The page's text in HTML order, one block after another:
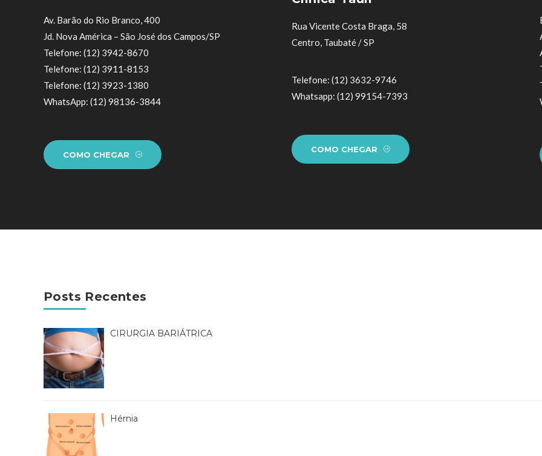
Av. Barão do Rio Branco, 400
Jd. Nova América – São José dos Campos/SP
Telefone: (12) 3942-8670
Telefone: (12) 3911-8153
Telefone: (12) 3923-1380
WhatsApp: (12) 98136-3844
COMO CHEGAR
Rua Vicente Costa Braga, 58
Centro, Taubaté / SP
Telefone: (12) 3632-9746
Whatsapp: (12) 99154-7393
COMO CHEGAR
Posts Recentes
CIRURGIA BARIÁTRICA
Hérnia